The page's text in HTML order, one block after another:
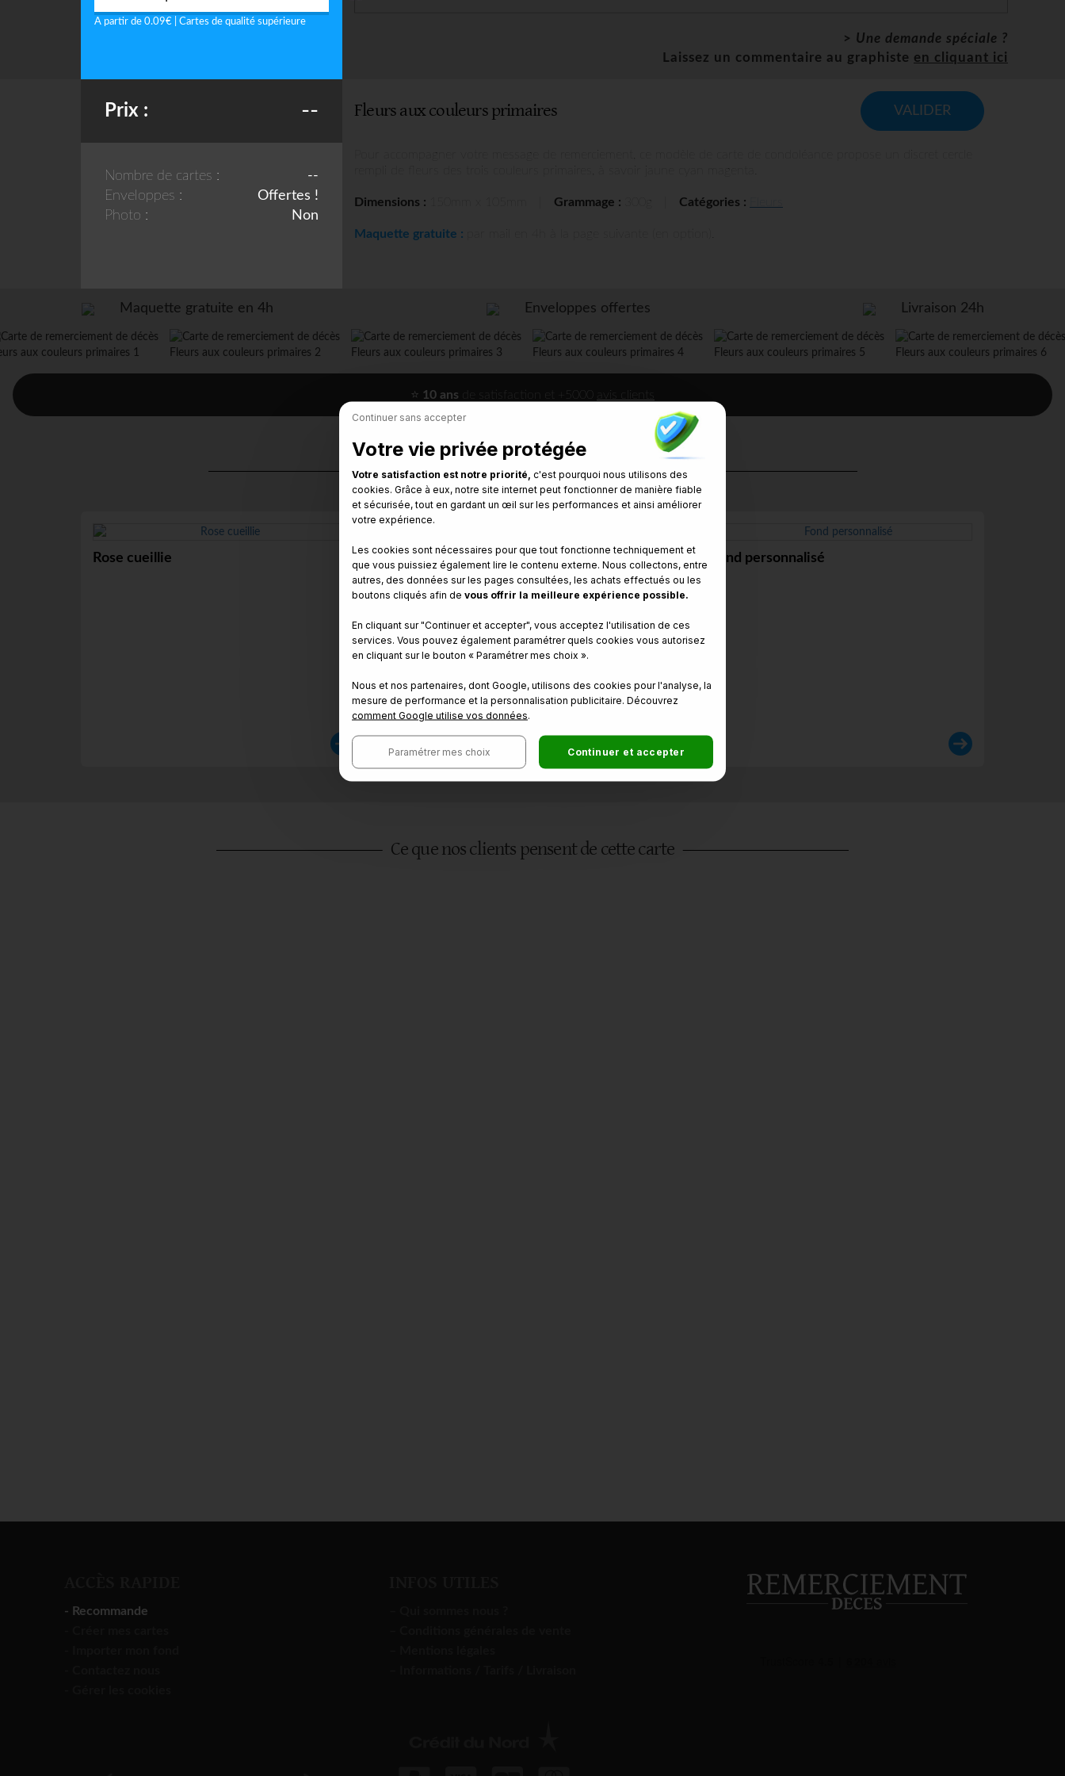
A partir de 0.09€ | Cartes de qualité supérieure
Prix : --
Nombre de cartes :
--
Enveloppes :
Offertes !
Photo :
Non
> Une demande spéciale ?
Laissez un commentaire au graphiste en cliquant ici
Fleurs aux couleurs primaires VALIDER
Pour accompagner votre message de remerciement, ce modèle de carte de condoléance propose un discret cercle
rempli de fleurs des trois couleurs primaires, à savoir jaune cyan magenta.
Dimensions : Grammage : 300g Catégories :
Maquette gratuite : par mail en 4h à la page suivante (en option).
Maquette gratuite en 4h Enveloppes offertes Livraison 24h
⭐ 10 ans avis clients
Modèles de la même catégorie
Rose cueillie Papillon perché Fond personnalisé
Ce que nos clients pensent de cette carte
- Recommande
Continuer sans accepter
Votre vie privée protégée
Votre satisfaction est notre priorité, c'est pourquoi nous utilisons des
cookies. Grâce à eux, notre site internet peut fonctionner de manière fiable
et sécurisée, tout en gardant un œil sur les performances et ainsi améliorer
votre expérience.
Les cookies sont nécessaires pour que tout fonctionne techniquement et
que vous puissiez également lire le contenu externe. Nous collectons, entre
autres, des données sur les pages consultées, les achats effectués ou les
boutons cliqués afin de vous offrir la meilleure expérience possible.
En cliquant sur "Continuer et accepter", vous acceptez l'utilisation de ces
services. Vous pouvez également paramétrer quels cookies vous autorisez
en cliquant sur le bouton « Paramétrer mes choix ».
Nous et nos partenaires, dont Google, utilisons des cookies pour l'analyse, la
mesure de performance et la personnalisation publicitaire. Découvrez
comment Google utilise vos données.
Paramétrer mes choix Continuer et accepter